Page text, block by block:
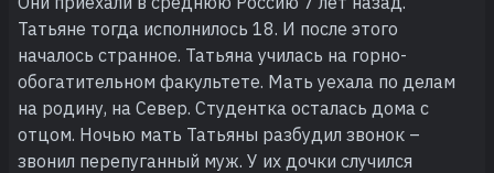
Татьяне тогда исполнилось 18. И после этого
началось странное. Татьяна училась на горно-
обогатительном факультете. Мать уехала по делам
на родину, на Север. Студентка осталась дома с
отцом. Ночью мать Татьяны разбудил звонок –
звонил перепуганный муж. У их дочки случился